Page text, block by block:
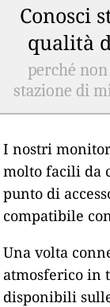
Conosci
qualità
perché
stazione di
I nostri
molto facili da
punto di
compatibile
Una volta
atmosferico in
disponibili